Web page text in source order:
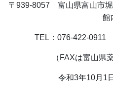
〒939-8057 富山県富山市
館
TEL：076-422-0911
（FAXは富山県
令和3年10月1